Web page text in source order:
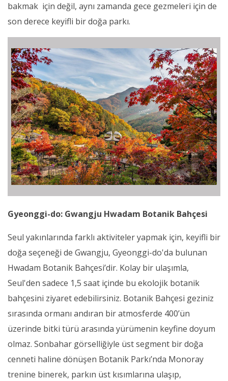
bakmak için değil, aynı zamanda gece gezmeleri için de
son derece keyifli bir doğa parkı.
Gyeonggi-do: Gwangju Hwadam Botanik Bahçesi
Seul yakınlarında farklı aktiviteler yapmak için, keyifli bir
doğa seçeneği de Gwangju, Gyeonggi-do'da bulunan
Hwadam Botanik Bahçesi’dir. Kolay bir ulaşımla,
Seul'den sadece 1,5 saat içinde bu ekolojik botanik
bahçesini ziyaret edebilirsiniz. Botanik Bahçesi geziniz
sırasında ormanı andıran bir atmosferde 400’ün
üzerinde bitki türü arasında yürümenin keyfine doyum
olmaz. Sonbahar görselliğiyle üst segment bir doğa
cenneti haline dönüşen Botanik Parkı’nda Monoray
trenine binerek, parkın üst kısımlarına ulaşıp,